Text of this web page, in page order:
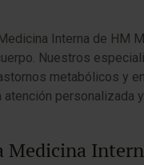
Interna de HM
Nuestros
metabólicos y
atención personalizada
Medicina